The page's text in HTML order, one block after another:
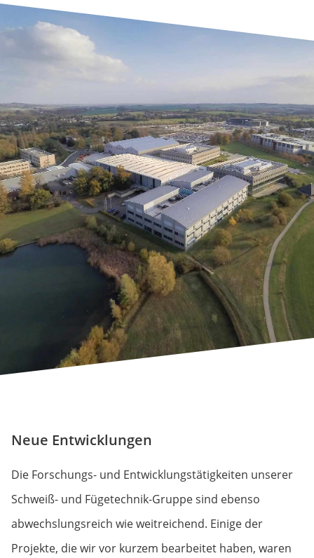
Neue Entwicklungen
Die Forschungs- und Entwicklungstätigkeiten unserer
Schweiß- und Fügetechnik-Gruppe sind ebenso
abwechslungsreich wie weitreichend. Einige der
Projekte, die wir vor kurzem bearbeitet haben, waren